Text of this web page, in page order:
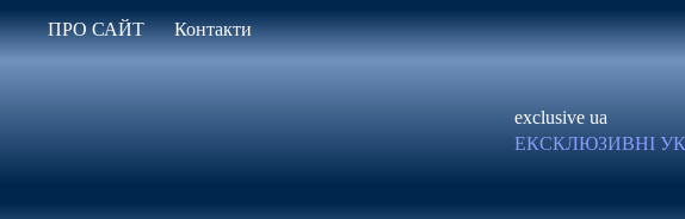
до
вмісту
ПРО САЙТ Контакти
exclusive ua
ЕКСКЛЮЗИВНІ